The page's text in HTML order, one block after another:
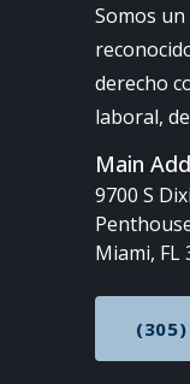
Somos
derecho
laboral,
Main
9700 S
Miami, FL